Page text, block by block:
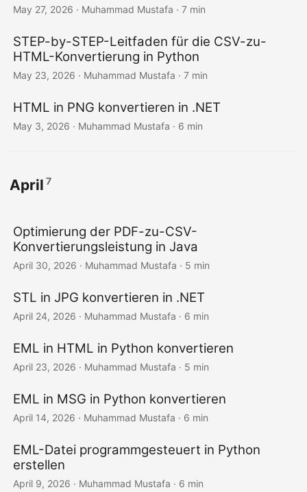
May 27, 2026 · Muhammad Mustafa · 7 min
STEP-by-STEP-Leitfaden für die CSV-zu-
HTML-Konvertierung in Python
May 23, 2026 · Muhammad Mustafa · 7 min
HTML in PNG konvertieren in .NET
May 3, 2026 · Muhammad Mustafa · 6 min
April 7
Optimierung der PDF-zu-CSV-
Konvertierungsleistung in Java
April 30, 2026 · Muhammad Mustafa · 5 min
STL in JPG konvertieren in .NET
April 24, 2026 · Muhammad Mustafa · 6 min
EML in HTML in Python konvertieren
April 23, 2026 · Muhammad Mustafa · 5 min
EML in MSG in Python konvertieren
April 14, 2026 · Muhammad Mustafa · 6 min
EML-Datei programmgesteuert in Python
erstellen
April 9, 2026 · Muhammad Mustafa · 6 min